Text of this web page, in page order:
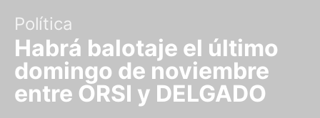
Política
Habrá balotaje el último
domingo de noviembre
entre ORSI y DELGADO